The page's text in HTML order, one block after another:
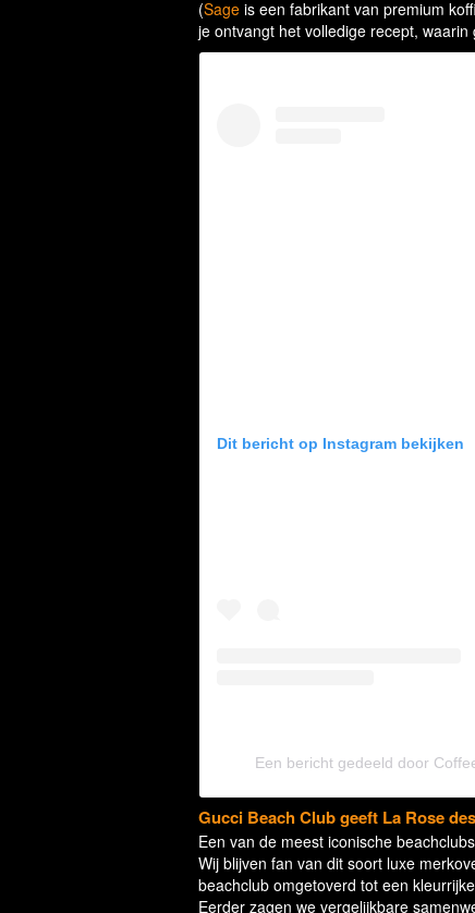
(Sage is een fabrikant van premium
je ontvangt het volledige recept,
Dit bericht op Instagram bekijken
Een bericht gedeeld door
Gucci Beach Club geeft La Rose
Een van de meest iconische
Wij blijven fan van dit soort luxe
beachclub omgetoverd tot een
Eerder zagen we vergelijkbare